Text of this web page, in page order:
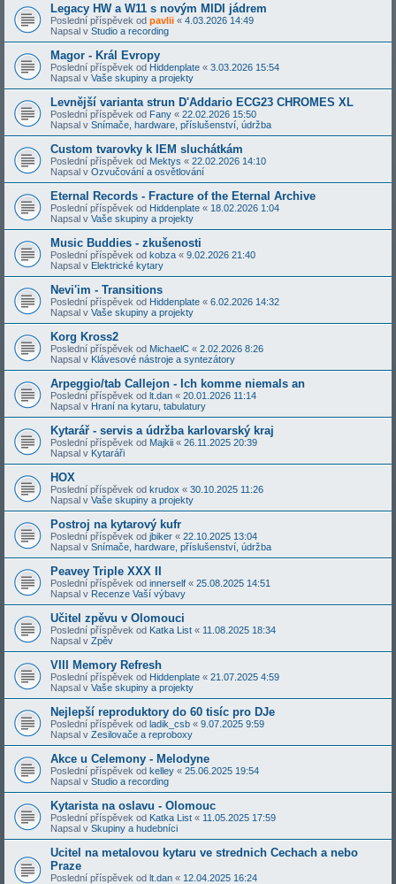
Legacy HW a W11 s novým MIDI jádrem
Poslední příspěvek od pavlii « 4.03.2026 14:49
Napsal v Studio a recording
Magor - Král Evropy
Poslední příspěvek od Hiddenplate « 3.03.2026 15:54
Napsal v Vaše skupiny a projekty
Levnější varianta strun D'Addario ECG23 CHROMES XL
Poslední příspěvek od Fany « 22.02.2026 15:50
Napsal v Snímače, hardware, příslušenství, údržba
Custom tvarovky k IEM sluchátkám
Poslední příspěvek od Mektys « 22.02.2026 14:10
Napsal v Ozvučování a osvětlování
Eternal Records - Fracture of the Eternal Archive
Poslední příspěvek od Hiddenplate « 18.02.2026 1:04
Napsal v Vaše skupiny a projekty
Music Buddies - zkušenosti
Poslední příspěvek od kobza « 9.02.2026 21:40
Napsal v Elektrické kytary
Nevi'im - Transitions
Poslední příspěvek od Hiddenplate « 6.02.2026 14:32
Napsal v Vaše skupiny a projekty
Korg Kross2
Poslední příspěvek od MichaelC « 2.02.2026 8:26
Napsal v Klávesové nástroje a syntezátory
Arpeggio/tab Callejon - Ich komme niemals an
Poslední příspěvek od lt.dan « 20.01.2026 11:14
Napsal v Hraní na kytaru, tabulatury
Kytarář - servis a údržba karlovarský kraj
Poslední příspěvek od Majkii « 26.11.2025 20:39
Napsal v Kytaráři
HOX
Poslední příspěvek od krudox « 30.10.2025 11:26
Napsal v Vaše skupiny a projekty
Postroj na kytarový kufr
Poslední příspěvek od jbiker « 22.10.2025 13:04
Napsal v Snímače, hardware, příslušenství, údržba
Peavey Triple XXX II
Poslední příspěvek od innerself « 25.08.2025 14:51
Napsal v Recenze Vaší výbavy
Učitel zpěvu v Olomouci
Poslední příspěvek od Katka List « 11.08.2025 18:34
Napsal v Zpěv
VIII Memory Refresh
Poslední příspěvek od Hiddenplate « 21.07.2025 4:59
Napsal v Vaše skupiny a projekty
Nejlepší reproduktory do 60 tisíc pro DJe
Poslední příspěvek od ladik_csb « 9.07.2025 9:59
Napsal v Zesilovače a reproboxy
Akce u Celemony - Melodyne
Poslední příspěvek od kelley « 25.06.2025 19:54
Napsal v Studio a recording
Kytarista na oslavu - Olomouc
Poslední příspěvek od Katka List « 11.05.2025 17:59
Napsal v Skupiny a hudebníci
Ucitel na metalovou kytaru ve strednich Cechach a nebo
Praze
Poslední příspěvek od lt.dan « 12.04.2025 16:24